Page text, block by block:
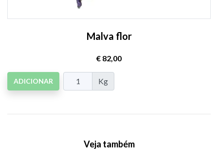
Malva flor
€ 82,00
ADICIONAR Kg
Veja também